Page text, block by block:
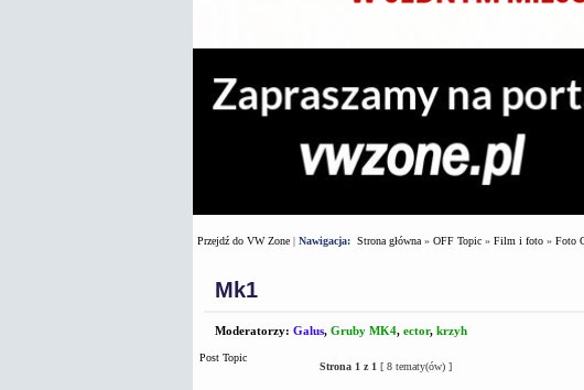
Przejdź do VW Zone| Nawigacja: Strona główna» OFF Topic» Film i foto» Foto
Mk1
Moderatorzy: Galus, Gruby MK4, ector, krzyh
Post Topic
Strona 1 z 1 [ 8 tematy(ów) ]